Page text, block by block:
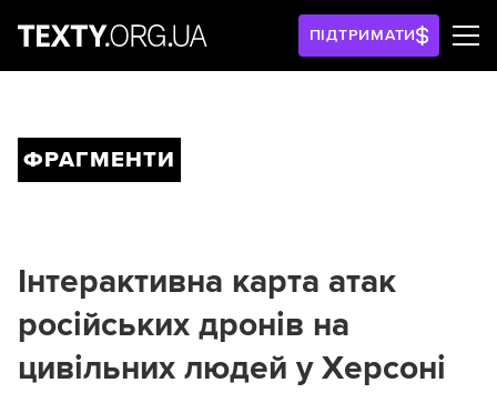
ПІДТРИМАТИ
ФРАГМЕНТИ
Інтерактивна карта атак
російських дронів на
цивільних людей у Херсоні